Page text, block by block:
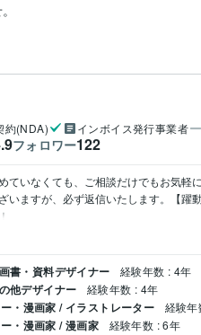
約(NDA) インボイス発行事業者
フォロワー122
ていなくても、ご相談だけでもお気
いますが、必ず返信いたします。【
書・資料デザイナー 経験年数 : 4年
他デザイナー 経験年数 : 4年
・漫画家 / イラストレーター 経験
・漫画家 / 漫画家 経験年数 : 6年